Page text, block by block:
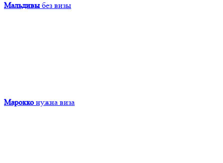
Мальдивы без визы
Марокко нужна виза